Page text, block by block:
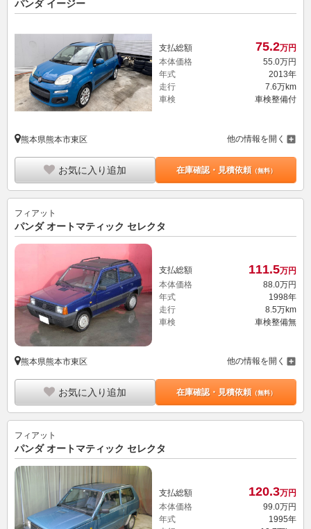
パンダ イージー
支払総額 75.2万円
本体価格
55.0万円
年式
2013年
走行
7.6万km
車検
車検整備付
熊本県熊本市東区 他の情報を開く
お気に入り追加 在庫確認・見積依頼（無料）
フィアット
パンダ オートマティック セレクタ
支払総額 111.5万円
本体価格
88. 0万円
年式
1998年
走行
8.5万km
車検
車検整備無
熊本県熊本市東区 他の情報を開く
お気に入り追加 在庫確認・見積依頼（無料）
フィアット
パンダ オートマティック セレクタ
支払総額 120.3万円
本体価格
99.0万円
年式
1995年